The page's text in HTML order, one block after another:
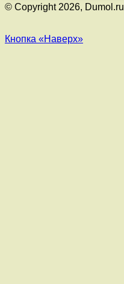
© Copyright 2026, Dumol.ru
Кнопка «Наверх»